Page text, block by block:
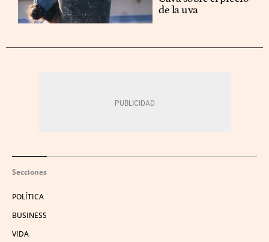
de la uva
Secciones
POLÍTICA
BUSINESS
VIDA